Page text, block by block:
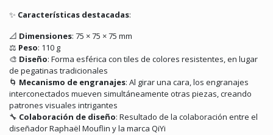
✨ Características destacadas:
📐 Dimensiones: 75 × 75 × 75 mm
⚖️ Peso: 110 g
🎨 Diseño: Forma esférica con tiles de colores resistentes, en lugar
de pegatinas tradicionales
🌀 Mecanismo de engranajes: Al girar una cara, los engranajes
interconectados mueven simultáneamente otras piezas, creando
patrones visuales intrigantes
🔧 Colaboración de diseño: Resultado de la colaboración entre el
diseñador Raphaël Mouflin y la marca QiYi